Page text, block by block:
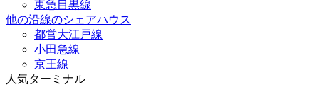
東急目黒線
他の沿線のシェアハウス
都営大江戸線
小田急線
京王線
人気ターミナル